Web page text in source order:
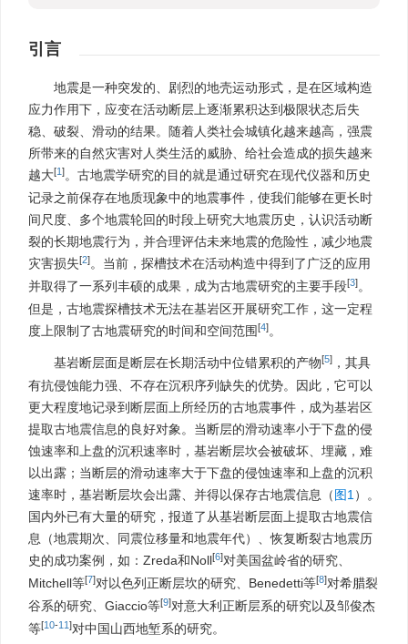
引言
地震是一种突发的、剧烈的地壳运动形式，是在区域构造
应力作用下，应变在活动断层上逐渐累积达到极限状态后失
稳、破裂、滑动的结果。随着人类社会城镇化越来越高，强震
所带来的自然灾害对人类生活的威胁、给社会造成的损失越来
越大[1]。古地震学研究的目的就是通过研究在现代仪器和历史
记录之前保存在地质现象中的地震事件，使我们能够在更长时
间尺度、多个地震轮回的时段上研究大地震历史，认识活动断
裂的长期地震行为，并合理评估未来地震的危险性，减少地震
灾害损失[2]。当前，探槽技术在活动构造中得到了广泛的应用
并取得了一系列丰硕的成果，成为古地震研究的主要手段[3]。
但是，古地震探槽技术无法在基岩区开展研究工作，这一定程
度上限制了古地震研究的时间和空间范围[4]。
基岩断层面是断层在长期活动中位错累积的产物[5] ，其具
有抗侵蚀能力强、不存在沉积序列缺失的优势。因此，它可以
更大程度地记录到断层面上所经历的古地震事件，成为基岩区
提取古地震信息的良好对象。当断层的滑动速率小于下盘的侵
蚀速率和上盘的沉积速率时，基岩断层坎会被破坏、埋藏，难
以出露；当断层的滑动速率大于下盘的侵蚀速率和上盘的沉积
速率时，基岩断层坎会出露、并得以保存古地震信息（图1 ）。
国内外已有大量的研究，报道了从基岩断层面上提取古地震信
息（地震期次、同震位移量和地震年代）、恢复断裂古地震历
史的成功案例，如：Zreda和Noll[6]对美国盆岭省的研究、
Mitchell等[7]对以色列正断层坎的研究、Benedetti等[8]对希腊裂
谷系的研究、Giaccio等[9]对意大利正断层系的研究以及邹俊杰
等[10-11]对中国山西地堑系的研究。